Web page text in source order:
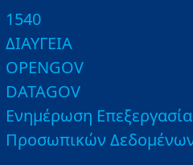
1540
ΔΙΑΥΓΕΙΑ
OPENGOV
DATAGOV
Ενημέρωση
Προσωπικών